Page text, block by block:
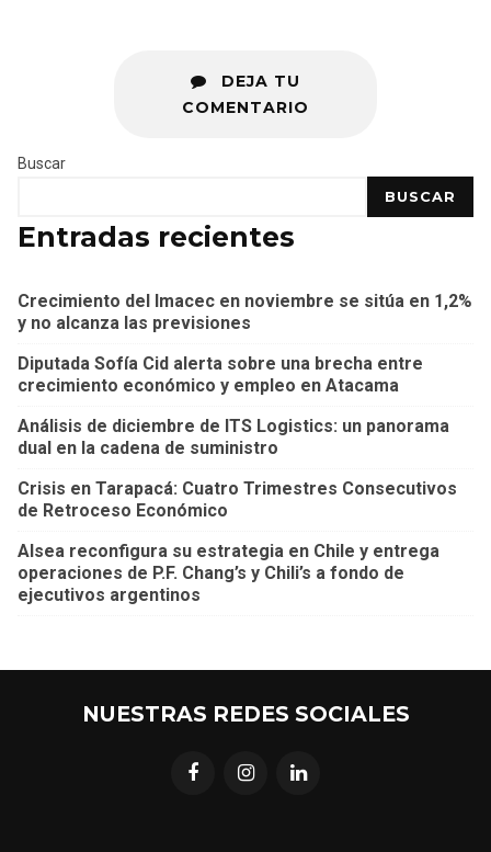
DEJA TU
COMENTARIO
Buscar
BUSCAR
Entradas recientes
Crecimiento del Imacec en noviembre se sitúa en 1,2%
y no alcanza las previsiones
Diputada Sofía Cid alerta sobre una brecha entre
crecimiento económico y empleo en Atacama
Análisis de diciembre de ITS Logistics: un panorama
dual en la cadena de suministro
Crisis en Tarapacá: Cuatro Trimestres Consecutivos
de Retroceso Económico
Alsea reconfigura su estrategia en Chile y entrega
operaciones de P.F. Chang’s y Chili’s a fondo de
ejecutivos argentinos
NUESTRAS REDES SOCIALES